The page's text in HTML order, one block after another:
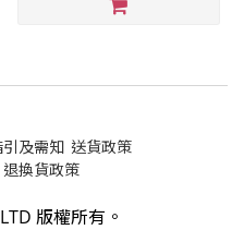
及需知 送貨政策
退換貨政策
版權所有。